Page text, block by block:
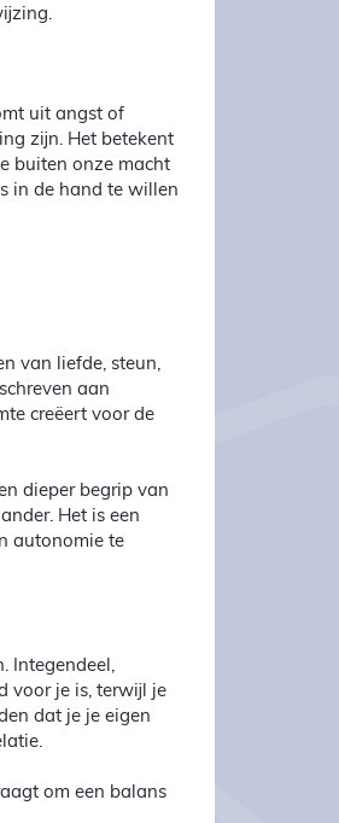
uit angst of
zijn. Het betekent
buiten onze macht
in de hand te willen
van liefde, steun,
aan
creëert voor de
dieper begrip van
Het is een
autonomie te
Integendeel,
voor je is, terwijl je
dat je je eigen
om een balans